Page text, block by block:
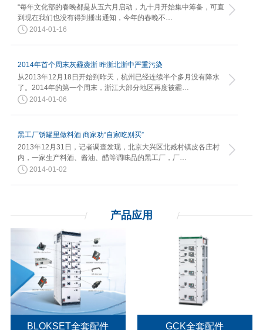
“每年文化部的春晚都是从五六月启动，九十月开始集中筹备，可直
到现在我们也没有得到播出通知，今年的春晚不…
2014-01-16
2014年首个周末灰霾袭浙 昨浙北浙中严重污染
从2013年12月18日开始到昨天，杭州已经连续半个多月没有降水
了。2014年的第一个周末，浙江大部分地区再度被霾…
2014-01-06
黑工厂锈罐里做料酒 商家劝“自家吃别买”
2013年12月31日，记者调查发现，北京大兴区北臧村镇皮各庄村
内，一家生产料酒、酱油、醋等调味品的黑工厂，厂…
2014-01-02
产品应用
BLOKSET全套配件 GCK全套配件